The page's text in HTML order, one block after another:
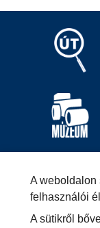
Elek utca 7-13.
A weboldalon
felhasználói
A sütikről